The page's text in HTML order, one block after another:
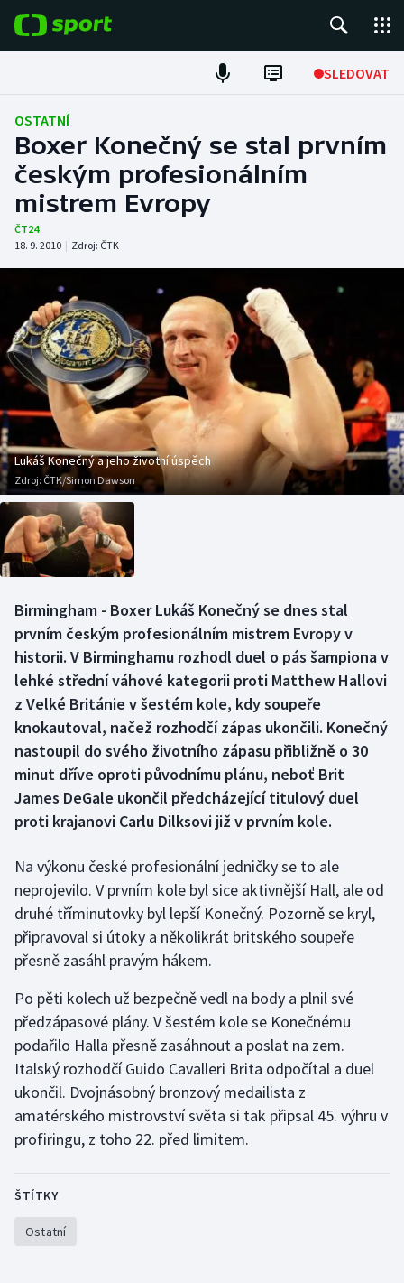
SLEDOVAT
Fotbal
Hokej
Tenis
Atletika
Cyklistika
DALŠÍ SPORTY
Americký fotbal
Baseball a softbal
Basketbal
Biatlon
Boby a skeleton
Curling
Dostihy
Florbal
Futsal
Golf
Házená
Jezdectví
Krasobruslení
Lezení
Lyže a snowboard
Moderní pětiboj
Motorsport
Olympijské hry
NEPŘEHLÉDNĚTE
Soutěže
Historické návraty
Aplikace ČT sport
AZ kvíz
OSTATNÍ
Boxer Konečný se stal prvním
českým profesionálním
mistrem Evropy
ČT24
18. 9. 2010 | Zdroj: ČTK
Lukáš Konečný a jeho životní úspěch
Zdroj: ČTK/Simon Dawson
Birmingham - Boxer Lukáš Konečný se dnes stal
prvním českým profesionálním mistrem Evropy v
historii. V Birminghamu rozhodl duel o pás šampiona v
lehké střední váhové kategorii proti Matthew Hallovi
z Velké Británie v šestém kole, kdy soupeře
knokautoval, načež rozhodčí zápas ukončili. Konečný
nastoupil do svého životního zápasu přibližně o 30
minut dříve oproti původnímu plánu, neboť Brit
James DeGale ukončil předcházející titulový duel
proti krajanovi Carlu Dilksovi již v prvním kole.
Na výkonu české profesionální jedničky se to ale
neprojevilo. V prvním kole byl sice aktivnější Hall, ale od
druhé tříminutovky byl lepší Konečný. Pozorně se kryl,
připravoval si útoky a několikrát britského soupeře
přesně zasáhl pravým hákem.
Po pěti kolech už bezpečně vedl na body a plnil své
předzápasové plány. V šestém kole se Konečnému
podařilo Halla přesně zasáhnout a poslat na zem.
Italský rozhodčí Guido Cavalleri Brita odpočítal a duel
ukončil. Dvojnásobný bronzový medailista z
amatérského mistrovství světa si tak připsal 45. výhru v
profiringu, z toho 22. před limitem.
ŠTÍTKY
Ostatní